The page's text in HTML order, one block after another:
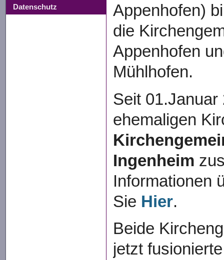
Datenschutz
Appenhofen)
die
Appenhofen
Mühlhofen.
Seit 01.Januar
ehemaligen
Ingenheim
Informationen
Sie Hier.
Beide
jetzt